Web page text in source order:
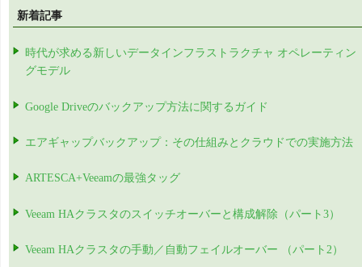
新着記事
時代が求める新しいデータインフラストラクチャ オペレーティン
グモデル
Google Driveのバックアップ方法に関するガイド
エアギャップバックアップ：その仕組みとクラウドでの実施方法
ARTESCA+Veeamの最強タッグ
Veeam HAクラスタのスイッチオーバーと構成解除（パート3）
Veeam HAクラスタの手動／自動フェイルオーバー （パート2）